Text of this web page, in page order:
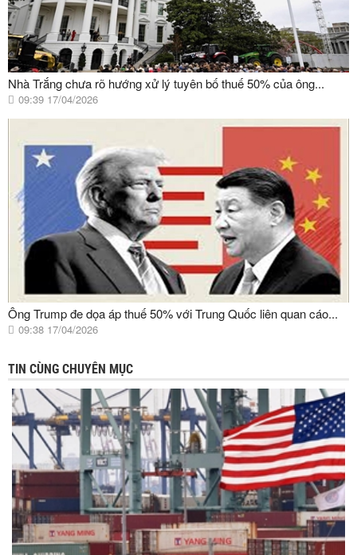
Nhà Trắng chưa rõ hướng xử lý tuyên bố thuế 50% của ông...
09:39 17/04/2026
Ông Trump đe dọa áp thuế 50% với Trung Quốc liên quan cáo...
09:38 17/04/2026
TIN CÙNG CHUYÊN MỤC